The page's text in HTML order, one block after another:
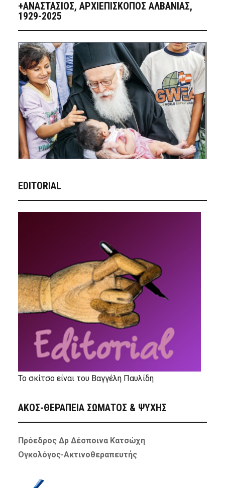
+ΑΝΑΣΤΆΣΙΟΣ, ΑΡΧΙΕΠΊΣΚΟΠΟΣ ΑΛΒΑΝΊΑΣ,
1929-2025
EDITORIAL
Το σκίτσο είναι του Βαγγέλη Παυλίδη
ΑΚΟΣ-ΘΕΡΑΠΕΙΑ ΣΩΜΑΤΟΣ & ΨΥΧΗΣ
Πρόεδρος Δρ Δέσποινα Κατσώχη
Ογκολόγος-Ακτινοθεραπευτής